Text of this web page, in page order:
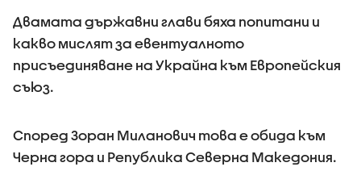
Двамата държавни глави бяха попитани и
какво мислят за евентуалното
присъединяване на Украйна към Европейския
съюз.
Според Зоран Миланович това е обида към
Черна гора и Република Северна Македония.